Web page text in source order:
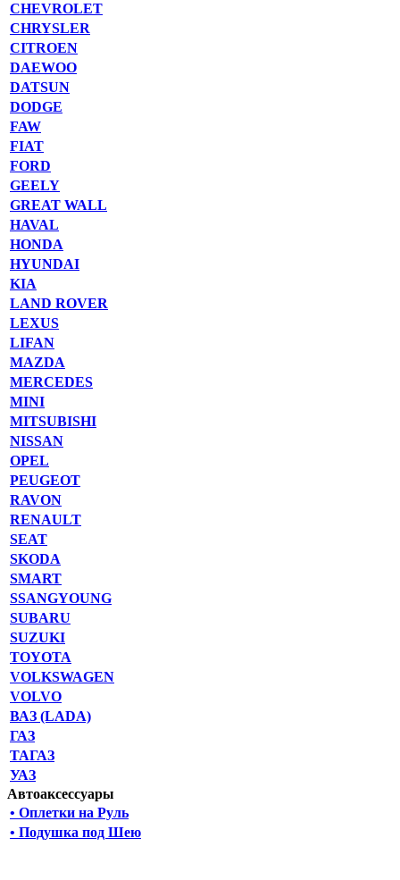
CHEVROLET
CHRYSLER
CITROEN
DAEWOO
DATSUN
DODGE
FAW
FIAT
FORD
GEELY
GREAT WALL
HAVAL
HONDA
HYUNDAI
KIA
LAND ROVER
LEXUS
LIFAN
MAZDA
MERCEDES
MINI
MITSUBISHI
NISSAN
OPEL
PEUGEOT
RAVON
RENAULT
SEAT
SKODA
SMART
SSANGYOUNG
SUBARU
SUZUKI
TOYOTA
VOLKSWAGEN
VOLVO
ВАЗ (LADA)
ГАЗ
ТАГАЗ
УАЗ
Автоаксессуары
• Оплетки на Руль
• Подушка под Шею